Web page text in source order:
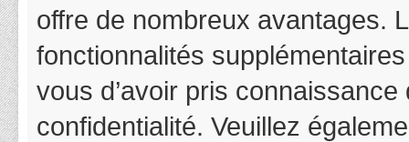
offre de nombreux avantages.
fonctionnalités
vous d’avoir pris
confidentialité. Veuillez